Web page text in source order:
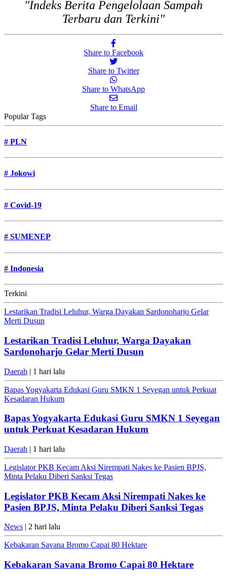
"Indeks Berita Pengelolaan Sampah
Terbaru dan Terkini"
Share to Facebook
Share to Twitter
Share to WhatsApp
Share to Email
Popular Tags
# PLN
# Jokowi
# Covid-19
# SUMENEP
# Indonesia
Terkini
Lestarikan Tradisi Leluhur, Warga Dayakan Sardonoharjo Gelar
Merti Dusun
Lestarikan Tradisi Leluhur, Warga Dayakan
Sardonoharjo Gelar Merti Dusun
Daerah | 1 hari lalu
Bapas Yogyakarta Edukasi Guru SMKN 1 Seyegan untuk Perkuat
Kesadaran Hukum
Bapas Yogyakarta Edukasi Guru SMKN 1 Seyegan
untuk Perkuat Kesadaran Hukum
Daerah | 1 hari lalu
Legislator PKB Kecam Aksi Nirempati Nakes ke Pasien BPJS,
Minta Pelaku Diberi Sanksi Tegas
Legislator PKB Kecam Aksi Nirempati Nakes ke
Pasien BPJS, Minta Pelaku Diberi Sanksi Tegas
News | 2 hari lalu
Kebakaran Savana Bromo Capai 80 Hektare
Kebakaran Savana Bromo Capai 80 Hektare